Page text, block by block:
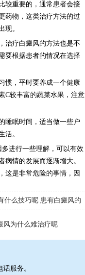
重要的，通常患者会接
药物，这类治疗方法的过
现。
疗白癜风的方法也是不
要根据患者的情况在选择
，平时要养成一个健康
C较丰富的蔬菜水果，注意
眠时间，适当做一些户
活。
进行一些理解，可以有效
情的发展而逐渐增大。
这是非常危险的事情，因
什么技巧呢 患有白癜风的
风为什么难治疗呢
服务。